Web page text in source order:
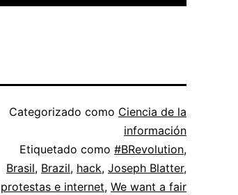
Categorizado como Ciencia de la
información
Etiquetado como #BRevolution,
Brasil, Brazil, hack, Joseph Blatter,
protestas e internet, We want a fair